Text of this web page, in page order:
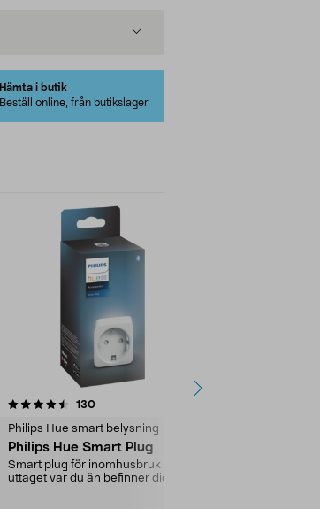
Hämta i butik
Beställ online, från butikslager
130recensioner
Philips Hue smart belysning
Philips Hue Smart Plug
Smart plug för inomhusbruk - styr
uttaget var du än befinner dig.
4.5 av 5 stjärnor